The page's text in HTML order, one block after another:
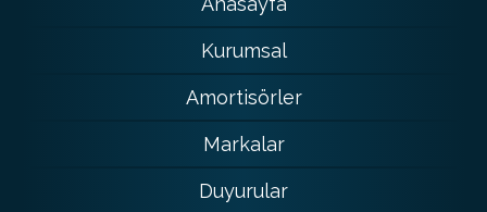
Kurumsal
Amortisörler
Markalar
Duyurular